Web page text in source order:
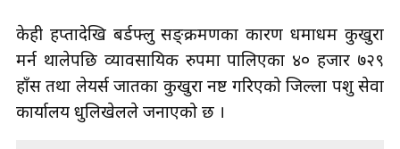
केही हप्तादेखि बर्डफ्लु सङ्क्रमणका कारण धमाधम कुखुरा
मर्न थालेपछि व्यावसायिक रुपमा पालिएका ४० हजार ७२९
हाँस तथा लेयर्स जातका कुखुरा नष्ट गरिएको जिल्ला पशु सेवा
कार्यालय धुलिखेलले जनाएको छ ।